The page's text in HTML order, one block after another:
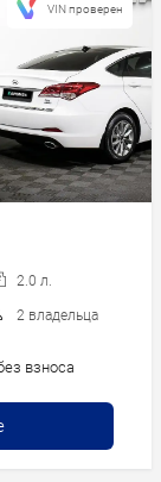
2.0 л.
2 владельца
взноса
VIN проверен